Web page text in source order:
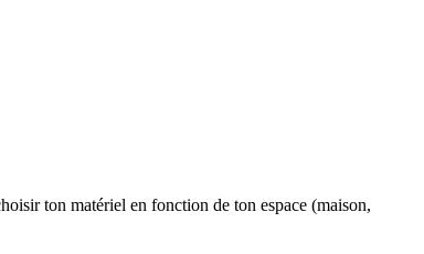
ton matériel en fonction de ton espace (maison,